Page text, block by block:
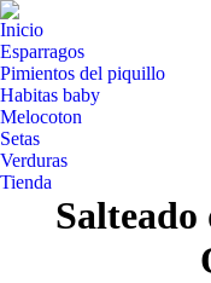
Inicio
Esparragos
Pimientos del piquillo
Habitas baby
Melocoton
Setas
Verduras
Tienda
Salteado